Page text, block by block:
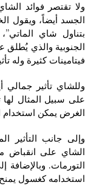
ولا تقتصر فوائد
الجسد أيضاً، ويقول
بتناول شاي
الجنوبية والذي
فيتامينات كثيرة وله
وللشاي تأثير جمالي
على سبيل المثال لها
الغرض يمكن استخدام
وإلى جانب التأثير
الشاي على انقباض
التورمات.
استخدامه كغسول يمنح